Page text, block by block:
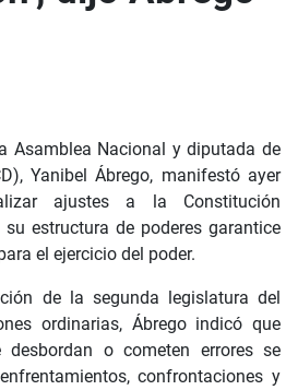
Asamblea Nacional y diputada de
Yanibel Ábrego, manifestó ayer
ajustes a la Constitución
estructura de poderes garantice
el ejercicio del poder.
de la segunda legislatura del
ordinarias, Ábrego indicó que
o cometen errores se
confrontaciones y